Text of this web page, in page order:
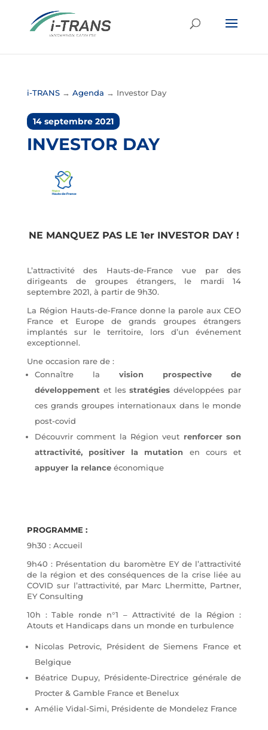
i-TRANS→ Agenda → Investor Day
14 septembre 2021
INVESTOR DAY
NE MANQUEZ PAS LE 1er INVESTOR DAY !
L’attractivité des Hauts-de-France vue par des
dirigeants de groupes étrangers, le mardi 14
septembre 2021, à partir de 9h30.
La Région Hauts-de-France donne la parole aux CEO
France et Europe de grands groupes étrangers
implantés sur le territoire, lors d’un événement
exceptionnel.
Une occasion rare de :
Connaître la vision prospective de
développementet lesstratégies développées par
ces grands groupes internationaux dans le monde
post-covid
Découvrir comment la Région veut renforcer son
attractivité, positiver la mutation en cours et
appuyer la relanceéconomique
PROGRAMME :
9h30 : Accueil
9h40 : Présentation du baromètre EY de l’attractivité
de la région et des conséquences de la crise liée au
COVID sur l’attractivité, par Marc Lhermitte, Partner,
EY Consulting
10h : Table ronde n°1 – Attractivité de la Région :
Atouts et Handicaps dans un monde en turbulence
Nicolas Petrovic, Président de Siemens France et
Belgique
Béatrice Dupuy, Présidente-Directrice générale de
Procter & Gamble France et Benelux
Amélie Vidal-Simi, Présidente de Mondelez France